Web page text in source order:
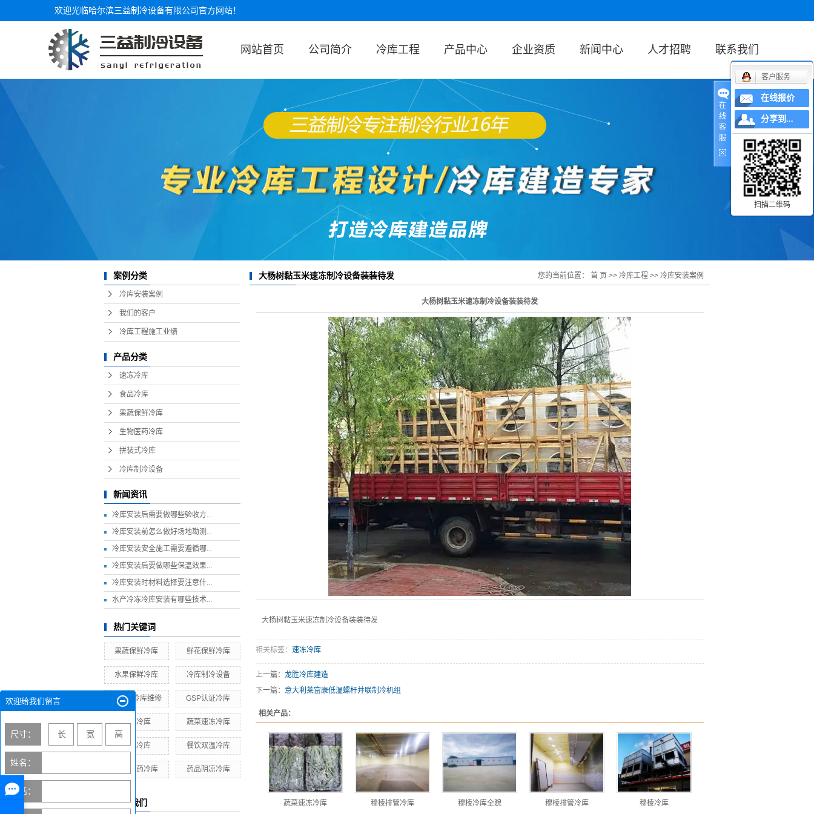
欢迎光临哈尔滨三益制冷设备有限公司官方网站！
网站首页 公司简介 冷库工程 产品中心
速冻冷库
食品冷库
果蔬保鲜冷
库
拼装式冷库
备
企业资质 新闻中心 人才招聘 联系我们
案例分类
冷库安装案例
我们的客户
冷库工程施工业绩
产品分类
速冻冷库
食品冷库
果蔬保鲜冷库
生物医药冷库
拼装式冷库
冷库制冷设备
新闻资讯
冷库安装后需要做哪些验收方...
冷库安装前怎么做好场地勘测...
冷库安装安全施工需要遵循哪...
冷库安装后要做哪些保温效果...
冷库安装时材料选择要注意什...
水产冷冻冷库安装有哪些技术...
热门关键词
果蔬保鲜冷库 鲜花保鲜冷库
水果保鲜冷库 冷库制冷设备
哈尔滨冷库维修 GSP认证冷库
物流冷库 蔬菜速冻冷库
速冻冷库 餐饮双温冷库
生物医药冷库 药品阴凉冷库
联系我们
大杨树黏玉米速冻制冷设备装装待发 您的当前位置： 首 页 >> 冷库工程 >> 冷库安装案例
大杨树黏玉米速冻制冷设备装装待发
大杨树黏玉米速冻制冷设备装装待发
相关标签： 速冻冷库
上一篇： 龙胜冷库建造
下一篇： 意大利莱富康低温螺杆并联制冷机组
相关产品：
蔬菜速冻冷库 穆棱排管冷库 穆棱冷库全貌 穆棱排管冷库 穆棱冷库
在
线
客
服
客户服务
在线报价
分享到...
扫描二维码
欢迎给我们留言
尺寸：
姓名：
电话：